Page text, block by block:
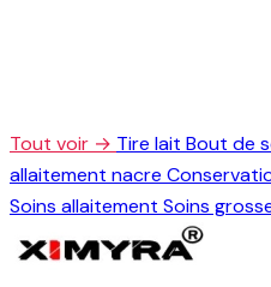
Tout voir → Tire lait Bout de
allaitement nacre
Soins allaitement Soins